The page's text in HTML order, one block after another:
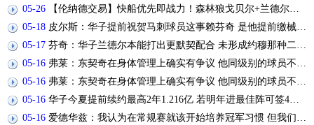
05-26 【伦纳德交易】快船优先即战力！森林狼戈贝尔+兰德尔方案成最优解
05-18 皮尔斯：华子提前祝贺马刺球员这事赖芬奇 是他提前缴械换下主力
05-17 芬奇：华子兰德尔本能打出更默契配合 未形成约穆那种二人联动
05-16 弗莱：东契奇在身体管理上确实有争议 他同级别的球员不会被交易
05-16 弗莱：东契奇在身体管理上确实有争议 他同级别的球员不会被交易
05-16 华子今夏提前续约最高2年1.216亿 若明年进最佳阵可签4年3亿
05-16 爱德华兹：我认为在常规赛就该开始培养冠军习惯 但我们没做到